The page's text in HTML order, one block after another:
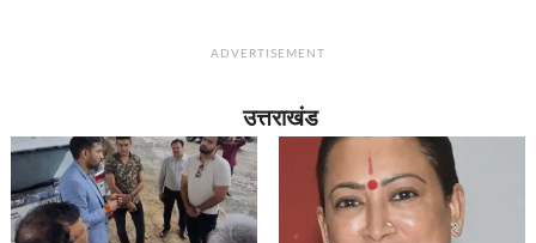
ADVERTISEMENT
उत्तराखंड